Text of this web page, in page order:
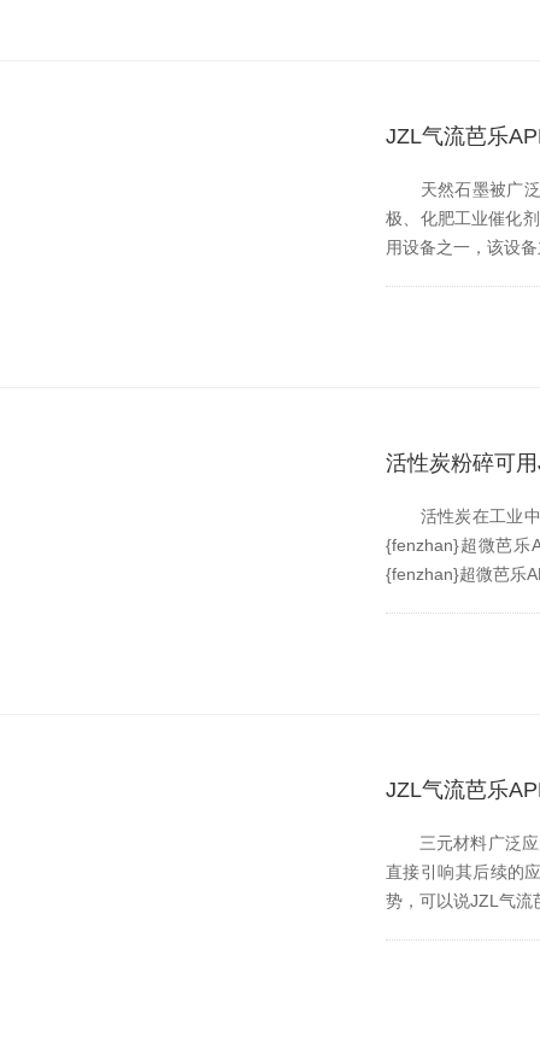
JZL气流芭乐
天然石墨被广泛用
极、化肥工业催化
用设备之一，该设
活性炭粉碎可
活性炭在工业中用作
{fenzhan}超微芭乐
{fenzhan}超微芭乐
JZL气流芭乐
三元材料广泛应用于
直接引响其后续的应
势，可以说JZL